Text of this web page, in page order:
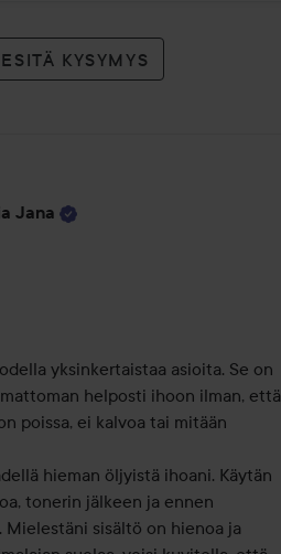
ESITÄ KYSYMYS
Jana
yksinkertaistaa asioita. Se on
helposti ihoon ilman, että
poissa, ei kalvoa tai mitään
hieman öljyistä ihoani. Käytän
tonerin jälkeen ja ennen
Mielestäni sisältö on hienoa ja